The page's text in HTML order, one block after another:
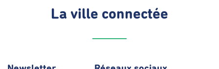
La ville connectée